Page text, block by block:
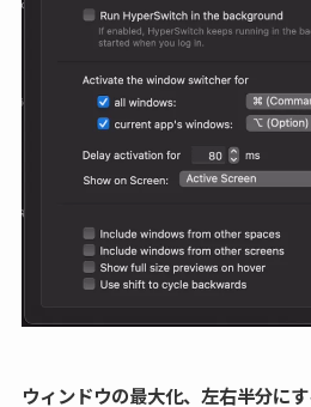
ウィンドウの最大化、左右半分に